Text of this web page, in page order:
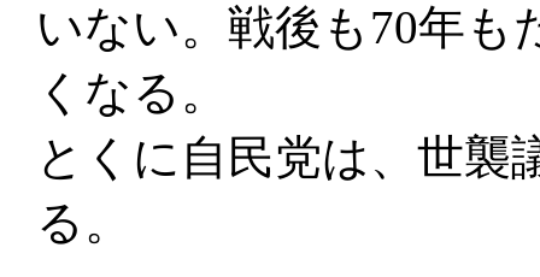
いない。戦後も70年も
くなる。
とくに自民党は、世襲
る。